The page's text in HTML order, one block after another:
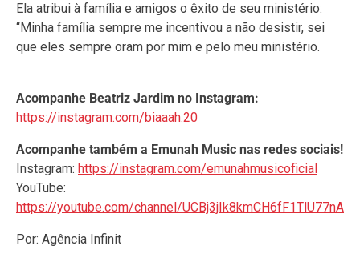
Ela atribui à família e amigos o êxito de seu ministério:
“Minha família sempre me incentivou a não desistir, sei
que eles sempre oram por mim e pelo meu ministério.
Acompanhe Beatriz Jardim no Instagram:
https://instagram.com/biaaah.20
Acompanhe também a Emunah Music nas redes sociais!
Instagram: https://instagram.com/emunahmusicoficial
YouTube:
https://youtube.com/channel/UCBj3jIk8kmCH6fF1TlU77nA
Por: Agência Infinit